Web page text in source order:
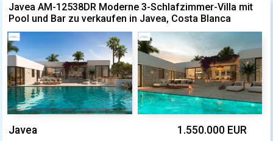
Javea AM-12538DR Moderne 3-Schlafzimmer-Villa mit
Pool und Bar zu verkaufen in Javea, Costa Blanca
Javea 1.550.000 EUR